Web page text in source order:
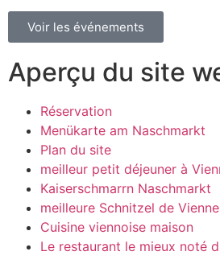
Voir les événements
Aperçu du site
Réservation
Menükarte am Naschmarkt
Plan du site
meilleur petit déjeuner à
Kaiserschmarrn Naschmarkt
meilleure Schnitzel de Vienne
Cuisine viennoise maison
Le restaurant le mieux noté